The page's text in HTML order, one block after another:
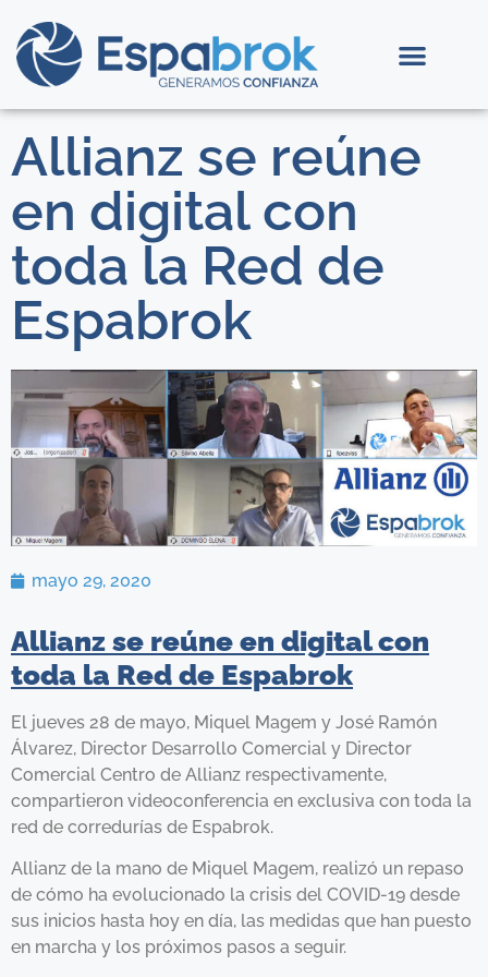
Allianz se reúne
en digital con
toda la Red de
Espabrok
mayo 29, 2020
Allianz se reúne en digital con
toda la Red de Espabrok
El jueves 28 de mayo, Miquel Magem y José Ramón
Álvarez, Director Desarrollo Comercial y Director
Comercial Centro de Allianz respectivamente,
compartieron videoconferencia en exclusiva con toda la
red de corredurías de Espabrok.
Allianz de la mano de Miquel Magem, realizó un repaso
de cómo ha evolucionado la crisis del COVID-19 desde
sus inicios hasta hoy en día, las medidas que han puesto
en marcha y los próximos pasos a seguir.